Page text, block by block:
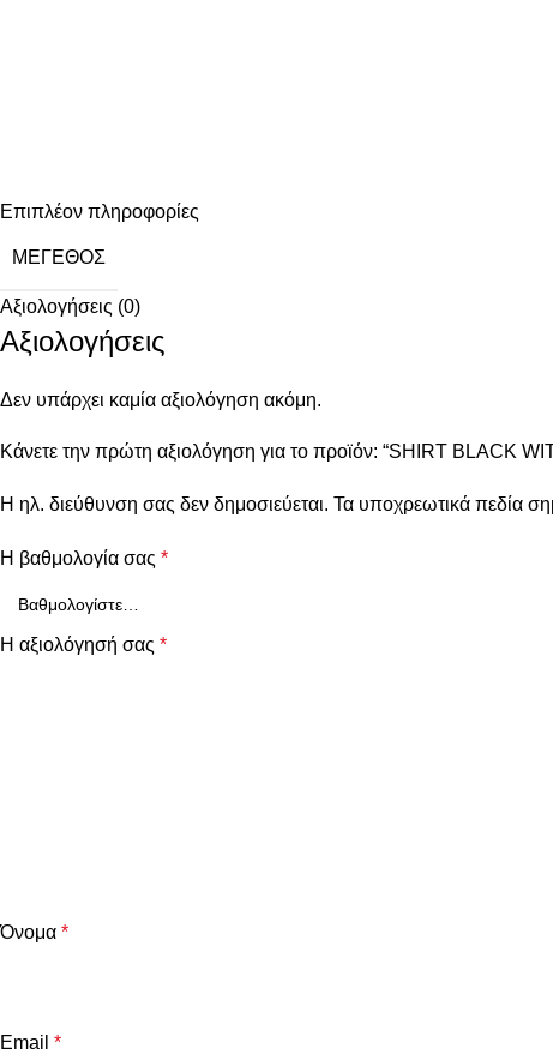
Επιπλέον πληροφορίες
ΜΈΓΕΘΟΣ
Αξιολογήσεις (0)
Αξιολογήσεις
Δεν υπάρχει καμία αξιολόγηση ακόμη.
Κάνετε την πρώτη αξιολόγηση για το προϊόν: “SHIRT BLACK
Η ηλ. διεύθυνση σας δεν δημοσιεύεται. Τα υποχρεωτικά πεδία
Η βαθμολογία σας *
Η αξιολόγησή σας *
Όνομα *
Email *